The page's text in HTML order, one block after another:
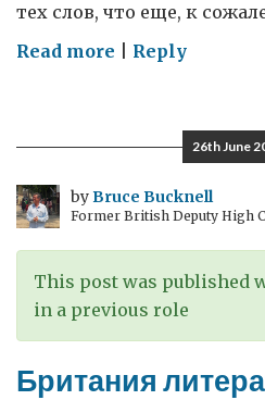
тех слов, что еще, к
Read more onReply
26th June
byBruce Bucknell
Former British Deputy High
This post was published
in a previous role
Британия